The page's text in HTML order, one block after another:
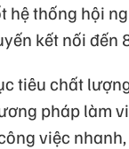
hệ thống hội
kết nối đến
tiêu chất
pháp làm
việc